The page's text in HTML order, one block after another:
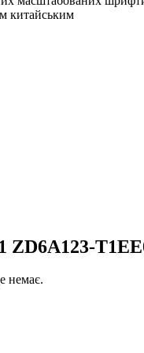
китайським
ZD6A123-
немає.